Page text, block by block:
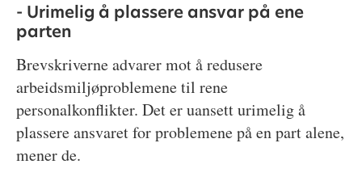
- Urimelig å plassere ansvar på ene
parten
Brevskriverne advarer mot å redusere
arbeidsmiljøproblemene til rene
personalkonflikter. Det er uansett urimelig å
plassere ansvaret for problemene på en part alene,
mener de.